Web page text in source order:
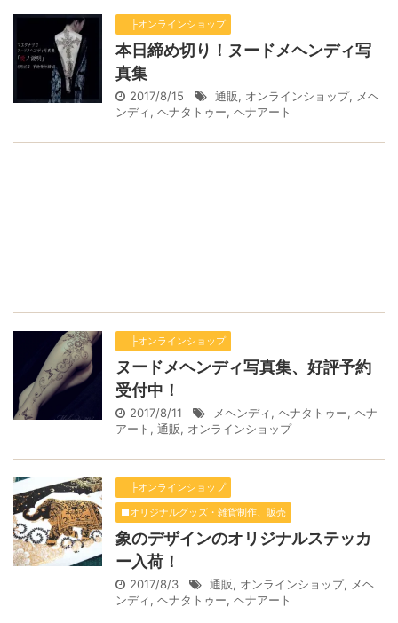
├オンラインショップ
本日締め切り！ヌードメヘンディ写
真集
2017/8/15 通販, オンラインショップ, メヘ
ンディ, ヘナタトゥー, ヘナアート
├オンラインショップ
ヌードメヘンディ写真集、好評予約
受付中！
2017/8/11 メヘンディ, ヘナタトゥー, ヘナ
アート , 通販, オンラインショップ
├オンラインショップ
■オリジナルグッズ・雑貨制作、販売
象のデザインのオリジナルステッカ
ー入荷！
2017/8/3 通販, オンラインショップ, メヘ
ンディ, ヘナタトゥー, ヘナアート